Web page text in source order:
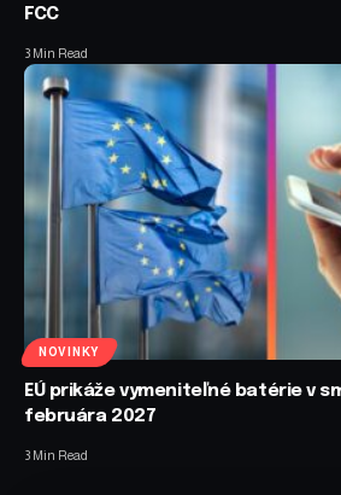
FCC
3 Min Read
NOVINKY
EÚ prikáže vymeniteľné batérie v
februára 2027
3 Min Read